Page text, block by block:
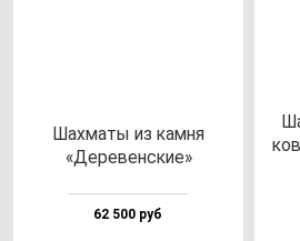
Шах­ма­ты из кам­ня
«Дере­вен­ские»
62 500 руб